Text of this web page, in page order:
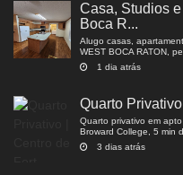
Casa, Studios
Boca R...
Alugo casas,
WEST BOCA RATON,
1 dia atrás
Quarto
Quarto privativo em
Broward College, 5 min
3 dias atrás